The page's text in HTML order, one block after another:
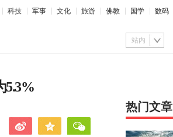
科技 军事 文化 旅游 佛教 国学 数码
站内
5.3%
热门文章